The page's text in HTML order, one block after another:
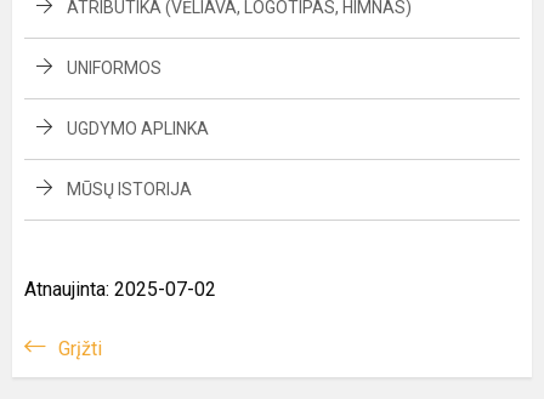
ATRIBUTIKA (VĖLIAVA, LOGOTIPAS, HIMNAS)
UNIFORMOS
UGDYMO APLINKA
MŪSŲ ISTORIJA
Atnaujinta: 2025-07-02
Grįžti